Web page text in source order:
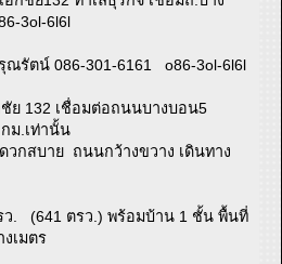
3ol-6l6l
ณรัตน์ 086-301-6161 o86-3ol-6l6l
ย 132 เชื่อมต่อถนนบางบอน5
ม.เท่านั้น
วกสบาย ถนนกว้างขวาง เดินทาง
. (641 ตรว.) พร้อมบ้าน 1 ชั้น พื้นที่
เมตร